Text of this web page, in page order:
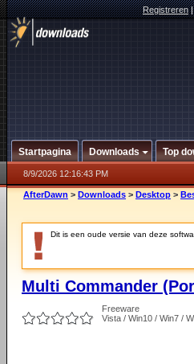
Registreren
Startpagina Downloads Top
8/9/2026 12:16:43 PM
AfterDawn > Downloads > Desktop >
Dit is een oude versie van deze
Multi Commander
Freeware
Vista / Win10 / Win7 /